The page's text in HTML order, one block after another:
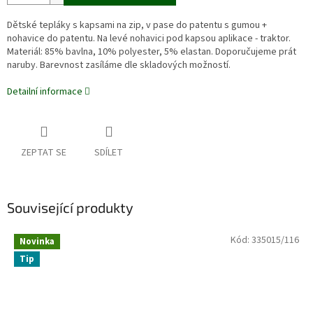
Dětské tepláky s kapsami na zip, v pase do patentu s gumou +
nohavice do patentu. Na levé nohavici pod kapsou aplikace - traktor.
Materiál: 85% bavlna, 10% polyester, 5% elastan. Doporučujeme prát
naruby. Barevnost zasíláme dle skladových možností.
Detailní informace
ZEPTAT SE SDÍLET
Související produkty
Novinka
Tip
Kód: 335015/116